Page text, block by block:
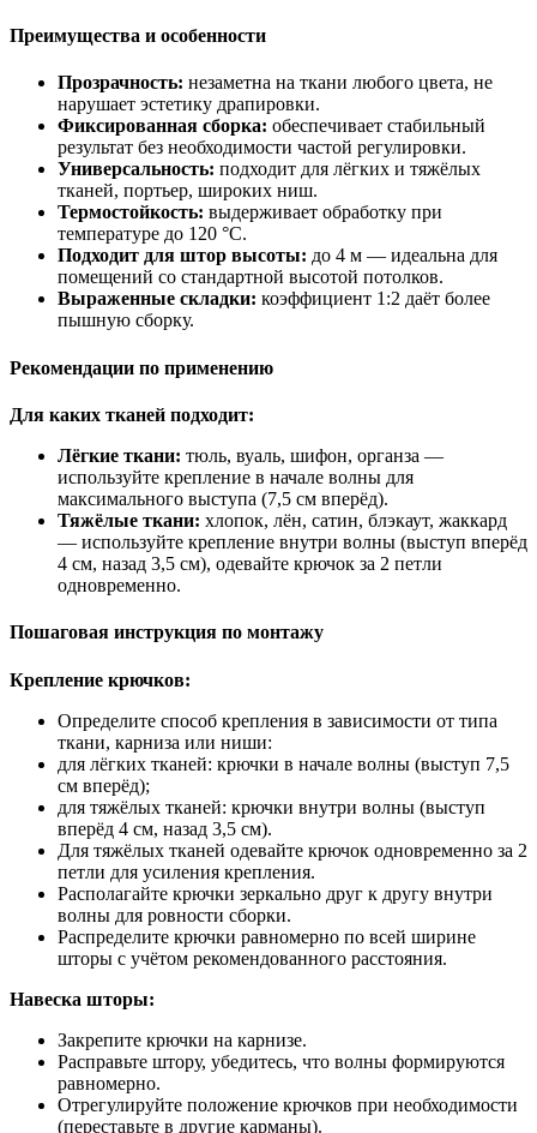
Преимущества и особенности
Прозрачность: незаметна на ткани любого цвета, не
нарушает эстетику драпировки.
Фиксированная сборка: обеспечивает стабильный
результат без необходимости частой регулировки.
Универсальность: подходит для лёгких и тяжёлых
тканей, портьер, широких ниш.
Термостойкость: выдерживает обработку при
температуре до 120 °C.
Подходит для штор высоты: до 4 м — идеальна для
помещений со стандартной высотой потолков.
Выраженные складки: коэффициент 1:2 даёт более
пышную сборку.
Рекомендации по применению
Для каких тканей подходит:
Лёгкие ткани: тюль, вуаль, шифон, органза —
используйте крепление в начале волны для
максимального выступа (7,5 см вперёд).
Тяжёлые ткани: хлопок, лён, сатин, блэкаут, жаккард
— используйте крепление внутри волны (выступ вперёд
4 см, назад 3,5 см), одевайте крючок за 2 петли
одновременно.
Пошаговая инструкция по монтажу
Крепление крючков:
Определите способ крепления в зависимости от типа
ткани, карниза или ниши:
для лёгких тканей: крючки в начале волны (выступ 7,5
см вперёд);
для тяжёлых тканей: крючки внутри волны (выступ
вперёд 4 см, назад 3,5 см).
Для тяжёлых тканей одевайте крючок одновременно за 2
петли для усиления крепления.
Располагайте крючки зеркально друг к другу внутри
волны для ровности сборки.
Распределите крючки равномерно по всей ширине
шторы с учётом рекомендованного расстояния.
Навеска шторы:
Закрепите крючки на карнизе.
Расправьте штору, убедитесь, что волны формируются
равномерно.
Отрегулируйте положение крючков при необходимости
(переставьте в другие карманы).